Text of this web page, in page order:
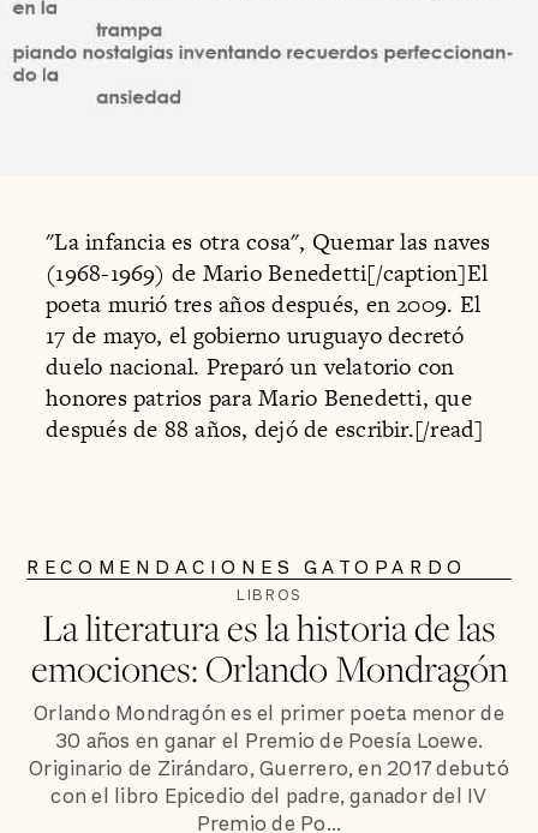
"La infancia es otra cosa", Quemar las naves
(1968-1969) de Mario Benedetti[/caption]El
poeta murió tres años después, en 2009. El
17 de mayo, el gobierno uruguayo decretó
duelo nacional. Preparó un velatorio con
honores patrios para Mario Benedetti, que
después de 88 años, dejó de escribir.[/read]
RECOMENDACIONES GATOPARDO
LIBROS
La literatura es la historia de las
emociones: Orlando Mondragón
Orlando Mondragón es el primer poeta menor de
30 años en ganar el Premio de Poesía Loewe.
Originario de Zirándaro, Guerrero, en 2017 debutó
con el libro Epicedio del padre, ganador del IV
Premio de Po...